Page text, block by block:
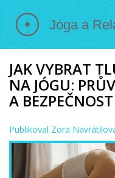
JAK VYBRAT
NA JÓGU:
A BEZPEČNOST
Publikoval Zora